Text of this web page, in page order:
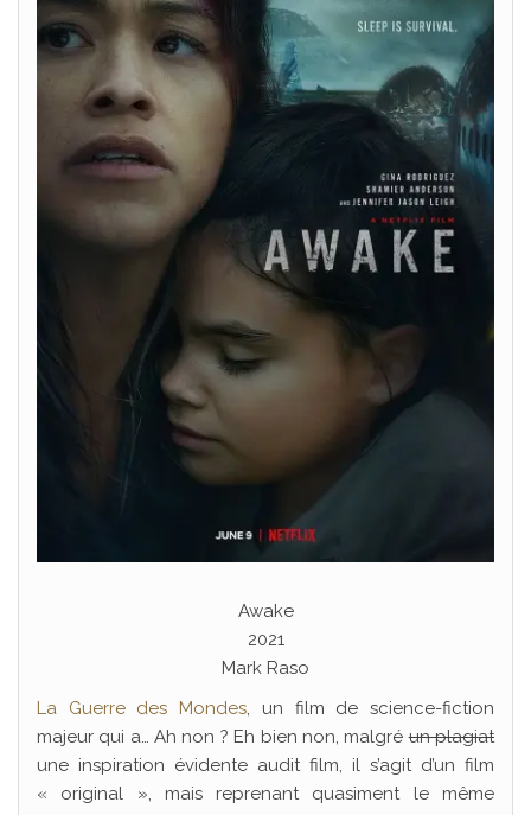
Awake
2021
Mark Raso
La Guerre des Mondes, un film de science-fiction
majeur qui a… Ah non ? Eh bien non, malgréun plagiat
une inspiration évidente audit film, il s’agit d’un film
« original », mais reprenant quasiment le même